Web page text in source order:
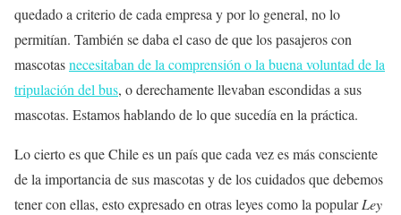
quedado a criterio de cada empresa y por lo general, no lo
permitían. También se daba el caso de que los pasajeros con
mascotasnecesitaban de la comprensión o la buena voluntad de la
tripulación del bus, o derechamente llevaban escondidas a sus
mascotas. Estamos hablando de lo que sucedía en la práctica.
Lo cierto es que Chile es un país que cada vez es más consciente
de la importancia de sus mascotas y de los cuidados que debemos
tener con ellas, esto expresado en otras leyes como la popularLey